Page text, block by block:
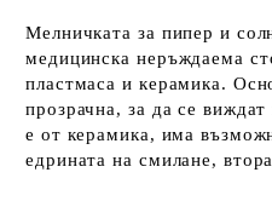
Мелничката за пипер и
медицинска неръждаема
пластмаса и керамика.
прозрачна, за да се
е от керамика, има
едрината на смилане,